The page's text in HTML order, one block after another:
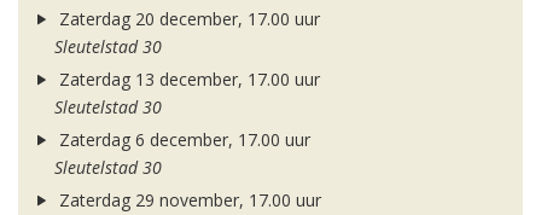
Zaterdag 20 december, 17.00 uur
Sleutelstad 30
Zaterdag 13 december, 17.00 uur
Sleutelstad 30
Zaterdag 6 december, 17.00 uur
Sleutelstad 30
Zaterdag 29 november, 17.00 uur